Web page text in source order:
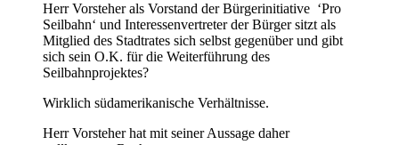
Herr Vorsteher als Vorstand der Bürgerinitiative ‘Pro
Seilbahn‘ und Interessenvertreter der Bürger sitzt als
Mitglied des Stadtrates sich selbst gegenüber und gibt
sich sein O.K. für die Weiterführung des
Seilbahnprojektes?
Wirklich südamerikanische Verhältnisse.
Herr Vorsteher hat mit seiner Aussage daher